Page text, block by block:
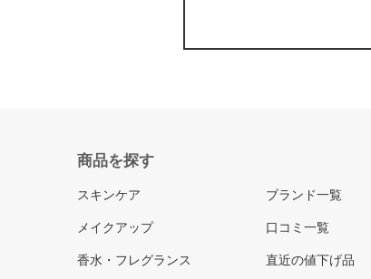
商品を探す
スキンケア
メイクアップ
香水・フレグランス
ブランド一覧
口コミ一覧
直近の値下げ品